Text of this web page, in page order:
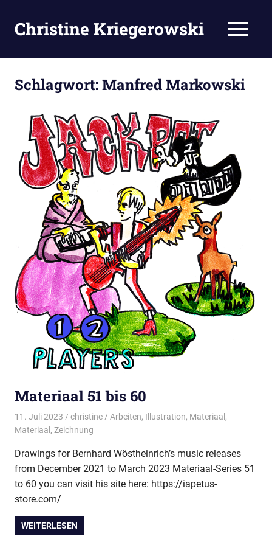
Inhalt
springen
Christine Kriegerowski MENÜ
Schlagwort:Manfred Markowski
Materiaal 51 bis 60
11. Juli 2023 christine Arbeiten, Illustration, Materiaal ,
Materiaal , Zeichnung
Drawings for Bernhard Wöstheinrich’s music releases
from December 2021 to March 2023 Materiaal-Series 51
to 60 you can visit his site here: https://iapetus-
store.com/
WEITERLESEN